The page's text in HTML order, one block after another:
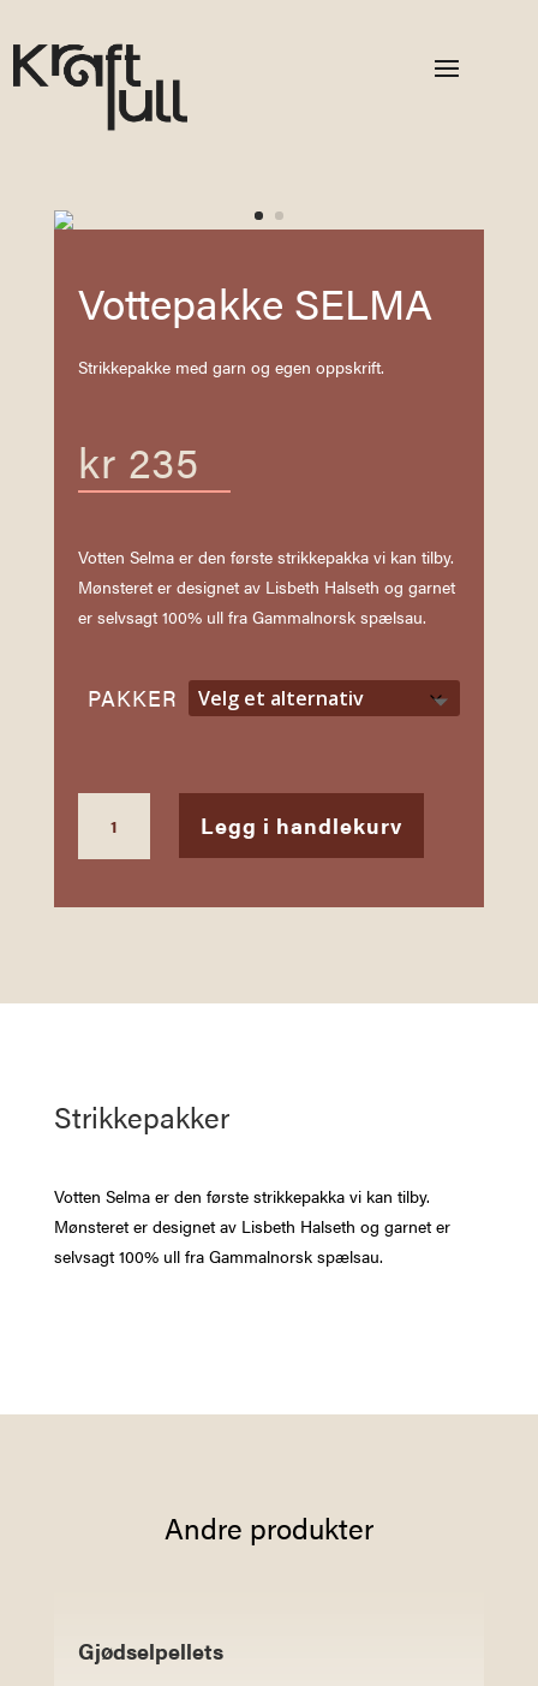
Vottepakke SELMA
Strikkepakke med garn og egen oppskrift.
kr 235
Votten Selma er den første strikkepakka vi kan tilby.
Mønsteret er designet av Lisbeth Halseth og garnet
er selvsagt 100% ull fra Gammalnorsk spælsau.
PAKKER
SELMA
ANTALL
Legg i handlekurv
Strikkepakker
Votten Selma er den første strikkepakka vi kan tilby.
Mønsteret er designet av Lisbeth Halseth og garnet er
selvsagt 100% ull fra Gammalnorsk spælsau.
Andre produkter
Gjødselpellets